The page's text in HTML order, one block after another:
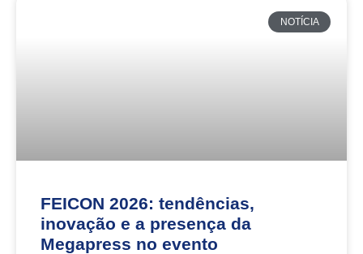
NOTÍCIA
FEICON 2026: tendências,
inovação e a presença da
Megapress no evento